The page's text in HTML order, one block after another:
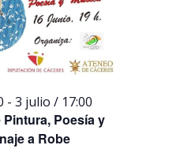
Poesía y
a Robe
-3 julio / 17:00